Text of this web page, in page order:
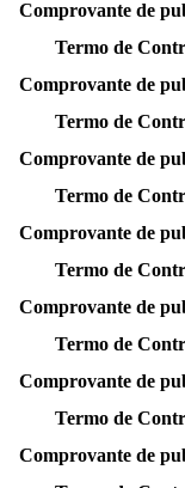
Comprovante de
Termo de
Comprovante de
Termo de
Comprovante de
Termo de
Comprovante de
Termo de
Comprovante de
Termo de
Comprovante de
Termo de
Comprovante de